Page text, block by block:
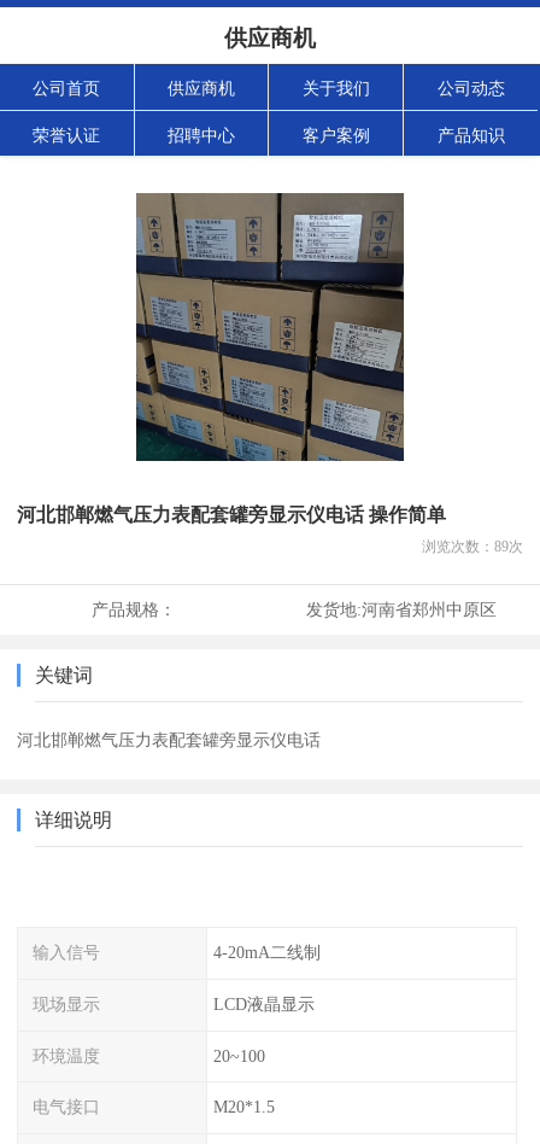
供应商机
公司首页 供应商机 关于我们 公司动态
荣誉认证 招聘中心 客户案例 产品知识
河北邯郸燃气压力表配套罐旁显示仪电话 操作简单
浏览次数： 89次
产品规格： 发货地:河南省郑州中原区
关键词
河北邯郸燃气压力表配套罐旁显示仪电话
详细说明
输入信号 4-20mA二线制
现场显示 LCD液晶显示
环境温度 20~100
电气接口 M20*1.5